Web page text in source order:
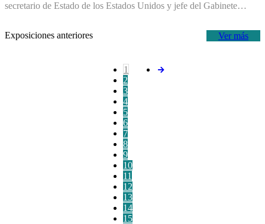
secretario de Estado de los Estados Unidos y jefe del Gabinete…
Ver más
Exposiciones anteriores
1
2
3
4
5
6
7
8
9
10
11
12
13
14
15